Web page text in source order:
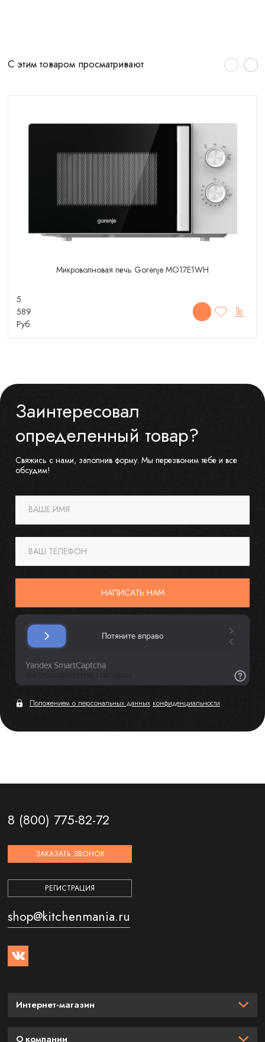
С этим товаром просматривают
Микроволновая печь Gorenje MO17E1WH
5
589
Руб.
Заинтересовал
определенный товар?
Свяжись с нами, заполнив форму. Мы перезвоним тебе и все
обсудим!
ВАШЕ ИМЯ
ВАШ ТЕЛЕФОН
НАПИСАТЬ НАМ
Положением о персональных данных конфиденциальности
8 (800) 775-82-72
ЗАКАЗАТЬ ЗВОНОК
РЕГИСТРАЦИЯ
shop@kitchenmania.ru
Интернет-магазин
О компании